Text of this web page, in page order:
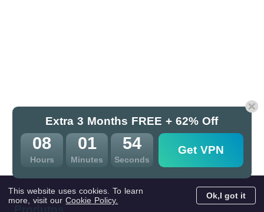
Extra 3 Months FREE + 62% Off
08
Hours
01
Minutes
53
Seconds
Get VPN
This website uses cookies. To learn
more, visit ourCookie Policy. Ok,I got it